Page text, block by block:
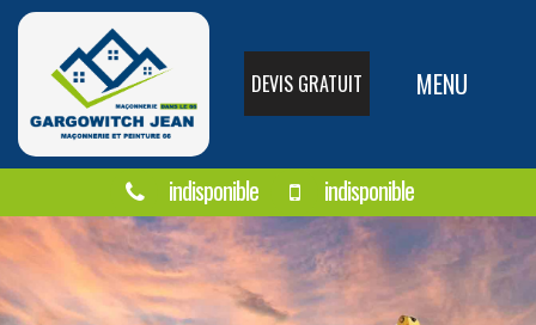
DEVIS GRATUIT MENU
indisponible indisponible